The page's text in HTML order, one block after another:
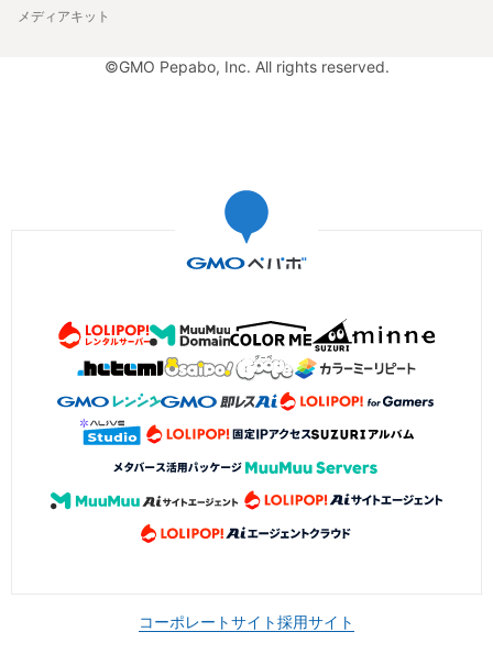
メディアキット
©GMO Pepabo, Inc. All rights reserved.
コーポレートサイト採用サイト